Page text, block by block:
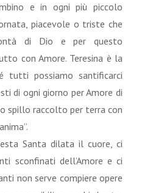
e in ogni più piccolo
piacevole o triste che
di Dio e per questo
con Amore. Teresina è la
tutti possiamo santificarci
di ogni giorno per Amore di
spillo raccolto per terra con
Santa dilata il cuore, ci
sconfinati dell’Amore e ci
non serve compiere opere